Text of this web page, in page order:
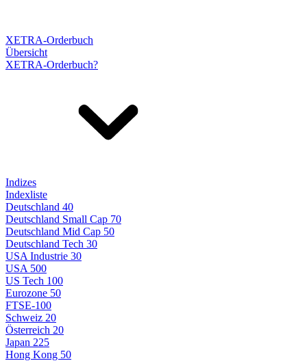
XETRA-Orderbuch
Übersicht
XETRA-Orderbuch?
Indizes
Indexliste
Deutschland 40
Deutschland Small Cap 70
Deutschland Mid Cap 50
Deutschland Tech 30
USA Industrie 30
USA 500
US Tech 100
Eurozone 50
FTSE-100
Schweiz 20
Österreich 20
Japan 225
Hong Kong 50